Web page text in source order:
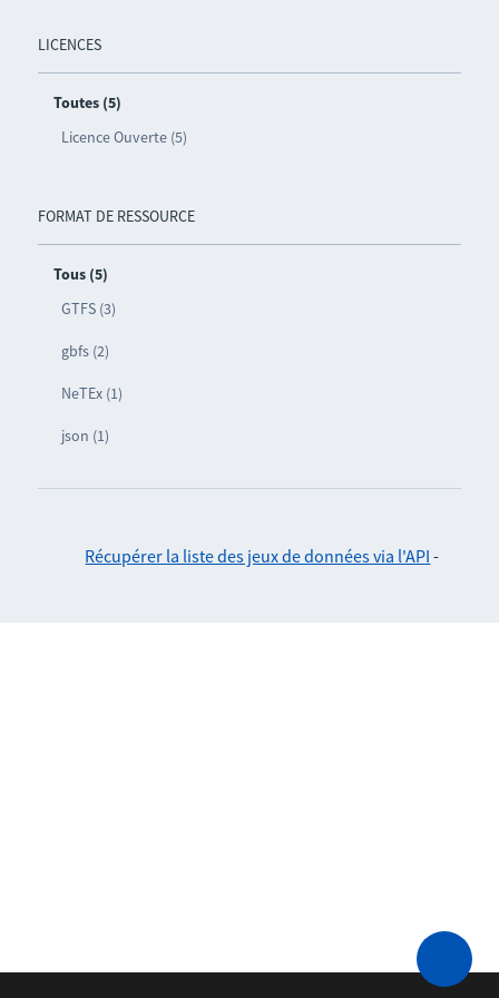
LICENCES
Toutes (5)
Licence Ouverte (5)
FORMAT DE RESSOURCE
Tous (5)
GTFS (3)
gbfs (2)
NeTEx (1)
json (1)
Récupérer la liste des jeux de données via l'API -